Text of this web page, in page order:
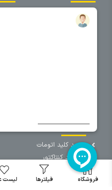
خانه
سایر دسته بندی ها
خرید کلید اتومات
خرید کنتاکتور
خرید فیوز
مینیاتوری
فروشگاه فیلترها